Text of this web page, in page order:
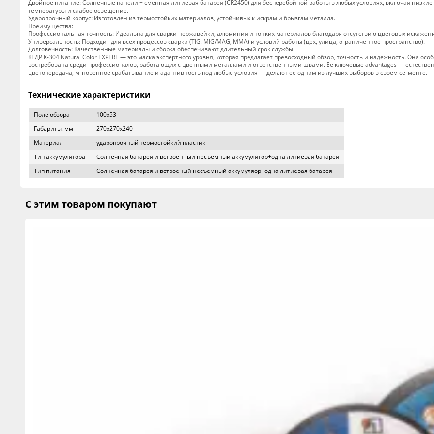
Двойное питание: Солнечные панели + сменная литиевая батарея (CR2450) для бесперебойной работы в любых условиях, включая низкие
температуры и слабое освещение.
Ударопрочный корпус: Изготовлен из термостойких материалов, устойчивых к искрам и брызгам металла.
Преимущества:
Профессиональная точность: Идеальна для сварки нержавейки, алюминия и тонких материалов благодаря отсутствию цветовых
Универсальность: Подходит для всех процессов сварки (TIG, MIG/MAG, MMA) и условий работы (цех, улица, ограниченное пространство).
Долговечность: Качественные материалы и сборка обеспечивают длительный срок службы.
КЕДР К-304 Natural Color EXPERT — это маска экспертного уровня, которая предлагает превосходный обзор, точность и надежность. Она
востребована среди профессионалов, работающих с цветными металлами и ответственными швами. Её ключевые advantages —
цветопередача, мгновенное срабатывание и адаптивность под любые условия — делают её одним из лучших выборов в своем сегменте.
Технические характеристики
Поле обзора
100х53
Габариты, мм
270х270х240
Материал
ударопрочный термостойкий пластик
Тип аккумулятора
Солнечная батарея и встроенный несъемный аккумулятор+одна литиевая батарея
Тип питания
Солнечная батарея и встроеный несъемный аккумуляор+одна литиевая батарея
С этим товаром покупают